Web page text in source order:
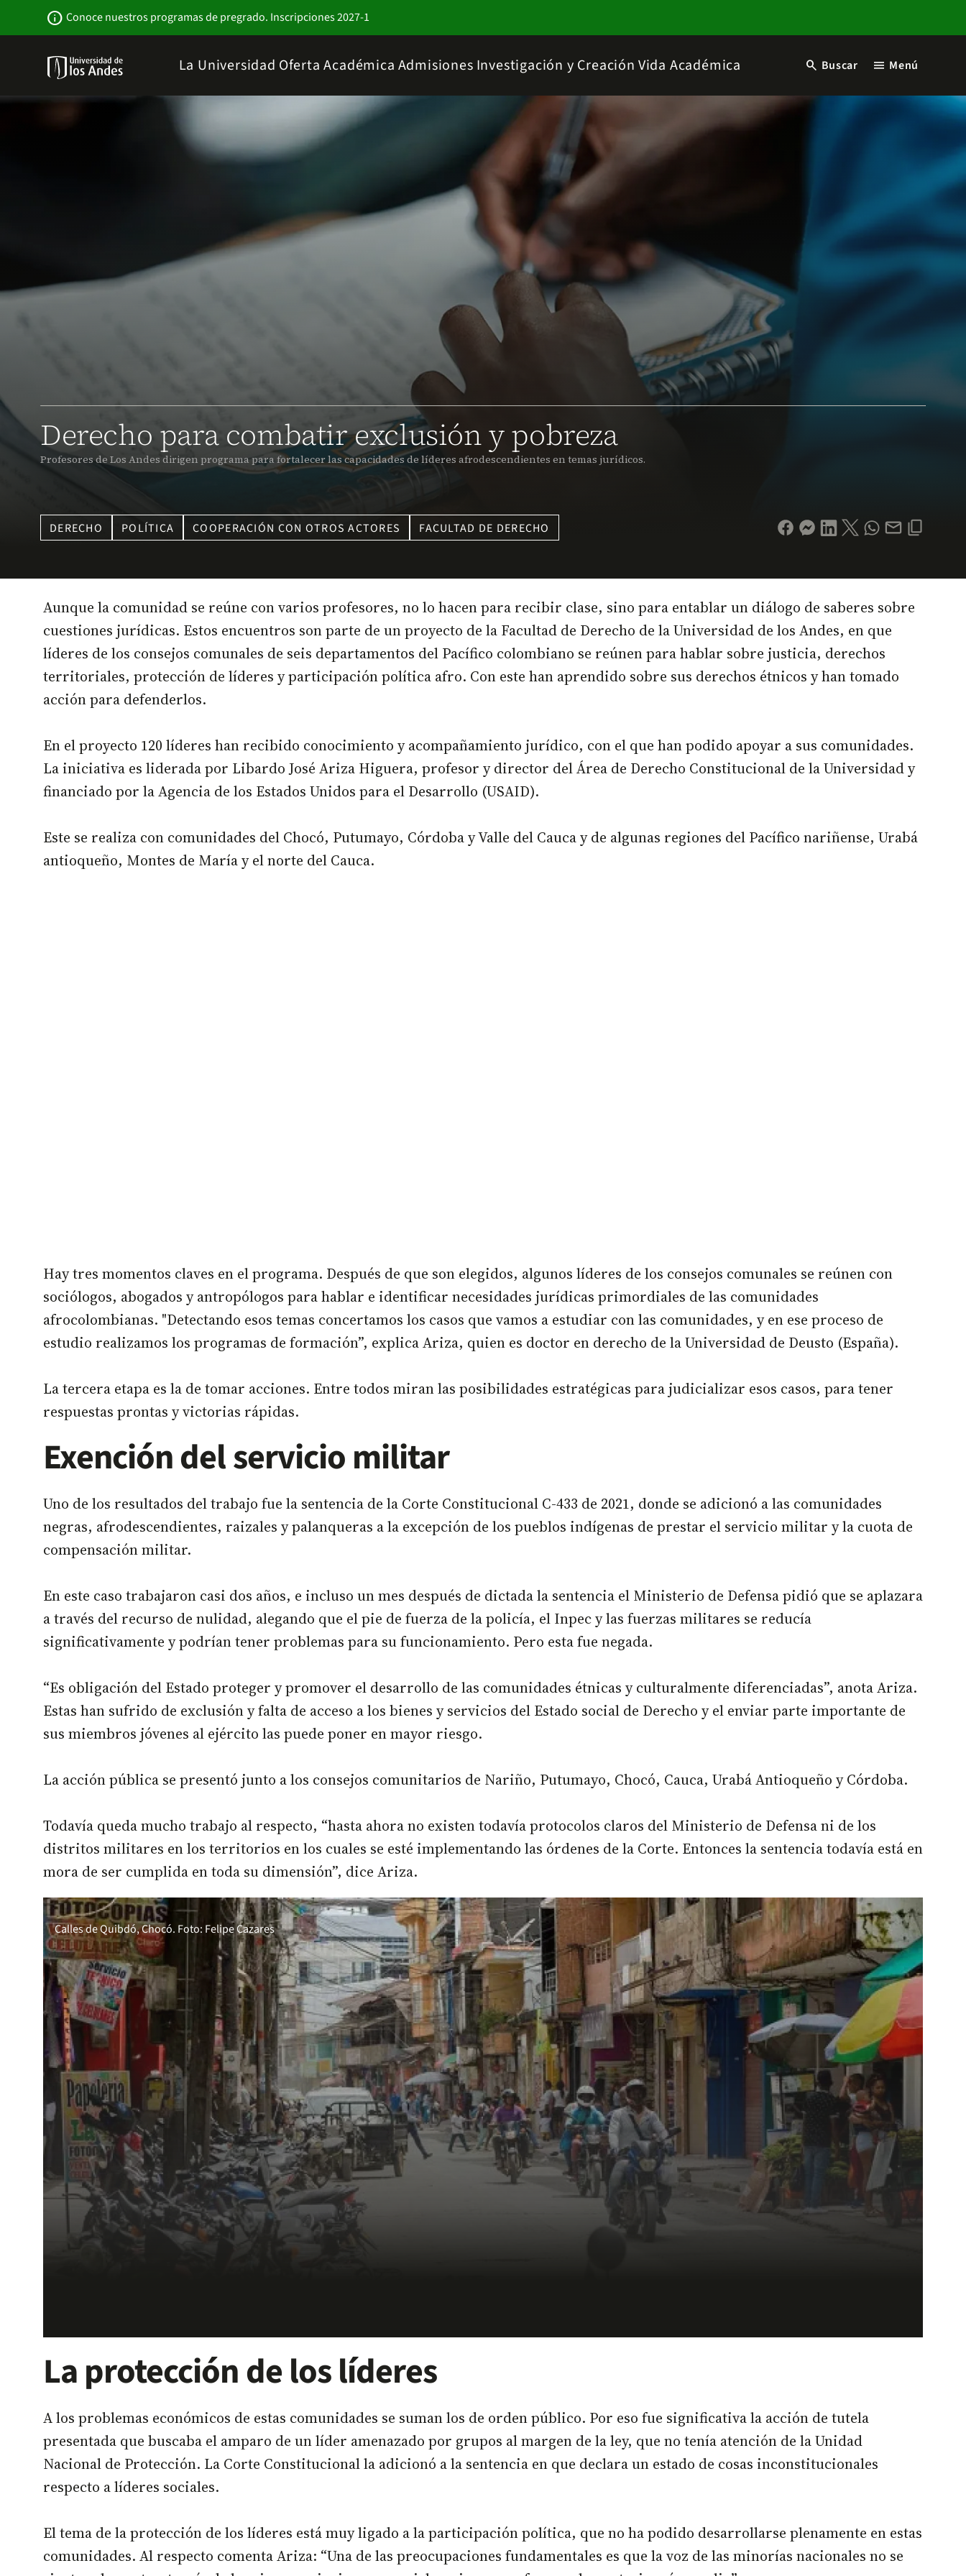
info Conoce nuestros programas de pregrado. Inscripciones 2027-1
La Universidad Oferta Académica Admisiones Investigación y Creación Vida Académica search Buscar menu Menú
Derecho para combatir exclusión y pobreza
Profesores de Los Andes dirigen programa para fortalecer las capacidades de líderes afrodescendientes en temas jurídicos.
DERECHO POLÍTICA COOPERACIÓN CON OTROS ACTORES FACULTAD DE DERECHO
Aunque la comunidad se reúne con varios profesores, no lo hacen para recibir clase, sino para entablar un diálogo de saberes sobre
cuestiones jurídicas. Estos encuentros son parte de un proyecto de la Facultad de Derecho de la Universidad de los Andes, en que
líderes de los consejos comunales de seis departamentos del Pacífico colombiano se reúnen para hablar sobre justicia, derechos
territoriales, protección de líderes y participación política afro. Con este han aprendido sobre sus derechos étnicos y han tomado
acción para defenderlos.
En el proyecto 120 líderes han recibido conocimiento y acompañamiento jurídico, con el que han podido apoyar a sus comunidades.
La iniciativa es liderada por Libardo José Ariza Higuera, profesor y director del Área de Derecho Constitucional de la Universidad y
financiado por la Agencia de los Estados Unidos para el Desarrollo (USAID).
Este se realiza con comunidades del Chocó, Putumayo, Córdoba y Valle del Cauca y de algunas regiones del Pacífico nariñense, Urabá
antioqueño, Montes de María y el norte del Cauca.
Hay tres momentos claves en el programa. Después de que son elegidos, algunos líderes de los consejos comunales se reúnen con
sociólogos, abogados y antropólogos para hablar e identificar necesidades jurídicas primordiales de las comunidades
afrocolombianas. "Detectando esos temas concertamos los casos que vamos a estudiar con las comunidades, y en ese proceso de
estudio realizamos los programas de formación”, explica Ariza, quien es doctor en derecho de la Universidad de Deusto (España).
La tercera etapa es la de tomar acciones. Entre todos miran las posibilidades estratégicas para judicializar esos casos, para tener
respuestas prontas y victorias rápidas.
Exención del servicio militar
Uno de los resultados del trabajo fue la sentencia de la Corte Constitucional C-433 de 2021, donde se adicionó a las comunidades
negras, afrodescendientes, raizales y palanqueras a la excepción de los pueblos indígenas de prestar el servicio militar y la cuota de
compensación militar.
En este caso trabajaron casi dos años, e incluso un mes después de dictada la sentencia el Ministerio de Defensa pidió que se aplazara
a través del recurso de nulidad, alegando que el pie de fuerza de la policía, el Inpec y las fuerzas militares se reducía
significativamente y podrían tener problemas para su funcionamiento. Pero esta fue negada.
“Es obligación del Estado proteger y promover el desarrollo de las comunidades étnicas y culturalmente diferenciadas”, anota Ariza.
Estas han sufrido de exclusión y falta de acceso a los bienes y servicios del Estado social de Derecho y el enviar parte importante de
sus miembros jóvenes al ejército las puede poner en mayor riesgo.
La acción pública se presentó junto a los consejos comunitarios de Nariño, Putumayo, Chocó, Cauca, Urabá Antioqueño y Córdoba.
Todavía queda mucho trabajo al respecto, “hasta ahora no existen todavía protocolos claros del Ministerio de Defensa ni de los
distritos militares en los territorios en los cuales se esté implementando las órdenes de la Corte. Entonces la sentencia todavía está en
mora de ser cumplida en toda su dimensión”, dice Ariza.
Calles de Quibdó, Chocó. Foto: Felipe Cazares
La protección de los líderes
A los problemas económicos de estas comunidades se suman los de orden público. Por eso fue significativa la acción de tutela
presentada que buscaba el amparo de un líder amenazado por grupos al margen de la ley, que no tenía atención de la Unidad
Nacional de Protección. La Corte Constitucional la adicionó a la sentencia en que declara un estado de cosas inconstitucionales
respecto a líderes sociales.
El tema de la protección de los líderes está muy ligado a la participación política, que no ha podido desarrollarse plenamente en estas
comunidades. Al respecto comenta Ariza: “Una de las preocupaciones fundamentales es que la voz de las minorías nacionales no se